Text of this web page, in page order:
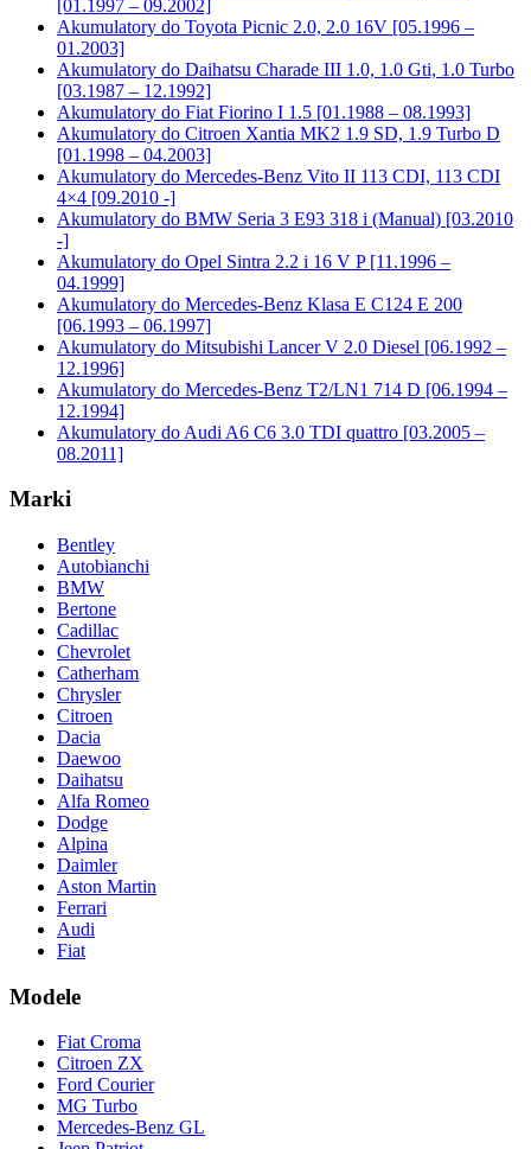
[01.1997 – 09.2002]
Akumulatory do Toyota Picnic 2.0, 2.0 16V [05.1996 –
01.2003]
Akumulatory do Daihatsu Charade III 1.0, 1.0 Gti, 1.0 Turbo
[03.1987 – 12.1992]
Akumulatory do Fiat Fiorino I 1.5 [01.1988 – 08.1993]
Akumulatory do Citroen Xantia MK2 1.9 SD, 1.9 Turbo D
[01.1998 – 04.2003]
Akumulatory do Mercedes-Benz Vito II 113 CDI, 113 CDI
4×4 [09.2010 -]
Akumulatory do BMW Seria 3 E93 318 i (Manual) [03.2010
-]
Akumulatory do Opel Sintra 2.2 i 16 V P [11.1996 –
04.1999]
Akumulatory do Mercedes-Benz Klasa E C124 E 200
[06.1993 – 06.1997]
Akumulatory do Mitsubishi Lancer V 2.0 Diesel [06.1992 –
12.1996]
Akumulatory do Mercedes-Benz T2/LN1 714 D [06.1994 –
12.1994]
Akumulatory do Audi A6 C6 3.0 TDI quattro [03.2005 –
08.2011]
Marki
Bentley
Autobianchi
BMW
Bertone
Cadillac
Chevrolet
Catherham
Chrysler
Citroen
Dacia
Daewoo
Daihatsu
Alfa Romeo
Dodge
Alpina
Daimler
Aston Martin
Ferrari
Audi
Fiat
Modele
Fiat Croma
Citroen ZX
Ford Courier
MG Turbo
Mercedes-Benz GL